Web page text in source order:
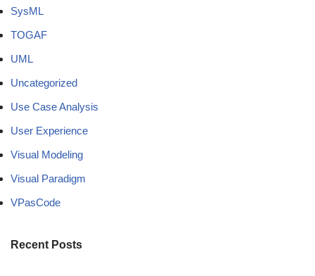
SysML
TOGAF
UML
Uncategorized
Use Case Analysis
User Experience
Visual Modeling
Visual Paradigm
VPasCode
Recent Posts